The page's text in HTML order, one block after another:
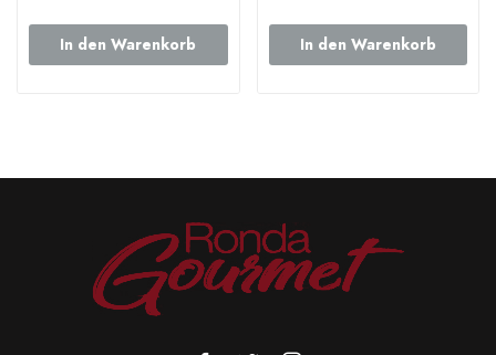
In den Warenkorb In den Warenkorb